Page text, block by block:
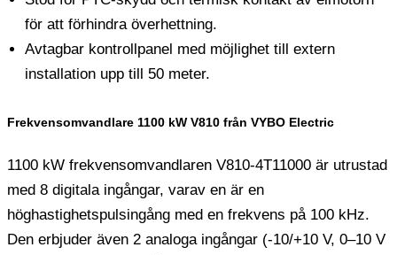
för att förhindra överhettning.
Avtagbar kontrollpanel med möjlighet till extern
installation upp till 50 meter.
Frekvensomvandlare 1100 kW V810 från VYBO Electric
1100 kW frekvensomvandlaren V810-4T11000 är utrustad
med 8 digitala ingångar, varav en är en
höghastighetspulsingång med en frekvens på 100 kHz.
Den erbjuder även 2 analoga ingångar (-10/+10 V, 0–10 V